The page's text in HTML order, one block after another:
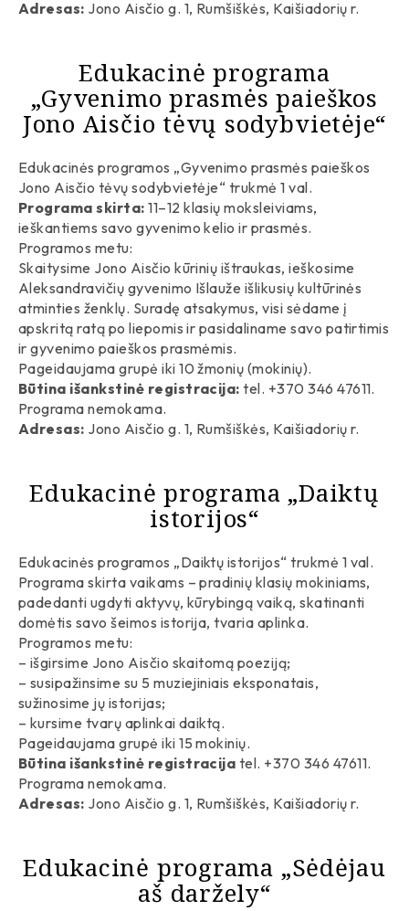
Adresas: Jono Aisčio g. 1, Rumšiškės, Kaišiadorių r.
Edukacinė programa
„Gyvenimo prasmės paieškos
Jono Aisčio tėvų sodybvietėje“
Edukacinės programos „Gyvenimo prasmės paieškos
Jono Aisčio tėvų sodybvietėje“ trukmė 1 val.
Programa skirta: 11–12 klasių moksleiviams,
ieškantiems savo gyvenimo kelio ir prasmės.
Programos metu:
Skaitysime Jono Aisčio kūrinių ištraukas, ieškosime
Aleksandravičių gyvenimo Išlauže išlikusių kultūrinės
atminties ženklų. Suradę atsakymus, visi sėdame į
apskritą ratą po liepomis ir pasidaliname savo patirtimis
ir gyvenimo paieškos prasmėmis.
Pageidaujama grupė iki 10 žmonių (mokinių).
Būtina išankstinė registracija: tel. +370 346 47611.
Programa nemokama.
Adresas: Jono Aisčio g. 1, Rumšiškės, Kaišiadorių r.
Edukacinė programa „Daiktų
istorijos“
Edukacinės programos „Daiktų istorijos“ trukmė 1 val.
Programa skirta vaikams – pradinių klasių mokiniams,
padedanti ugdyti aktyvų, kūrybingą vaiką, skatinanti
domėtis savo šeimos istorija, tvaria aplinka.
Programos metu:
– išgirsime Jono Aisčio skaitomą poeziją;
– susipažinsime su 5 muziejiniais eksponatais,
sužinosime jų istorijas;
– kursime tvarų aplinkai daiktą.
Pageidaujama grupė iki 15 mokinių.
Būtina išankstinė registracija tel. +370 346 47611.
Programa nemokama.
Adresas: Jono Aisčio g. 1, Rumšiškės, Kaišiadorių r.
Edukacinė programa „Sėdėjau
aš daržely“